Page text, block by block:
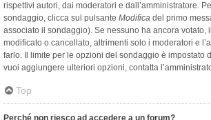
rispettivi autori, dai moderatori e dall’amministratore.
sondaggio, clicca sul pulsante Modifica del primo
associato il sondaggio). Se nessuno ha ancora votato,
modificato o cancellato, altrimenti solo i moderatori e
farlo. Il limite per le opzioni del sondaggio è impostato
vuoi aggiungere ulteriori opzioni, contatta
Top
Perché non riesco ad accedere a un forum?